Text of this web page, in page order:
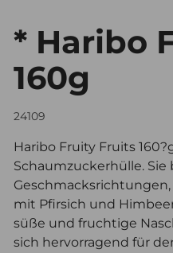
* Haribo
160g
24109
Haribo Fruity Fruits
Schaumzuckerhülle.
mit Pfirsich und
süße und fruchtige
sich hervorragend für